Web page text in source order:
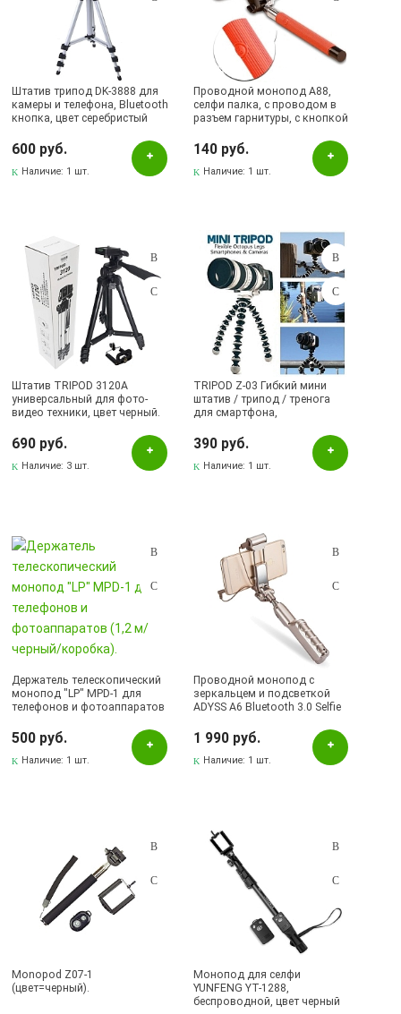
Штатив трипод DK-3888 для
камеры и телефона, Bluetooth
кнопка, цвет серебристый
600 руб.
Наличие: 1 шт.
Проводной монопод A88,
селфи палка, с проводом в
разъем гарнитуры, с кнопкой
140 руб.
Наличие: 1 шт.
Штатив TRIPOD 3120A
универсальный для фото-
видео техники, цвет черный.
690 руб.
Наличие: 3 шт.
TRIPOD Z-03 Гибкий мини
штатив / трипод / тренога
для смартфона,
высота 20-25 см, цвет черно-
белый.
390 руб.
Наличие: 1 шт.
Держатель телескопический
монопод "LP" MPD-1 для
телефонов и фотоаппаратов
500 руб.
Наличие: 1 шт.
Проводной монопод с
зеркальцем и подсветкой
ADYSS A6 Bluetooth 3.0 Selfie
1 990 руб.
Наличие: 1 шт.
Monopod Z07-1
(цвет=черный).
Монопод для селфи
YUNFENG YT-1288,
беспроводной, цвет черный